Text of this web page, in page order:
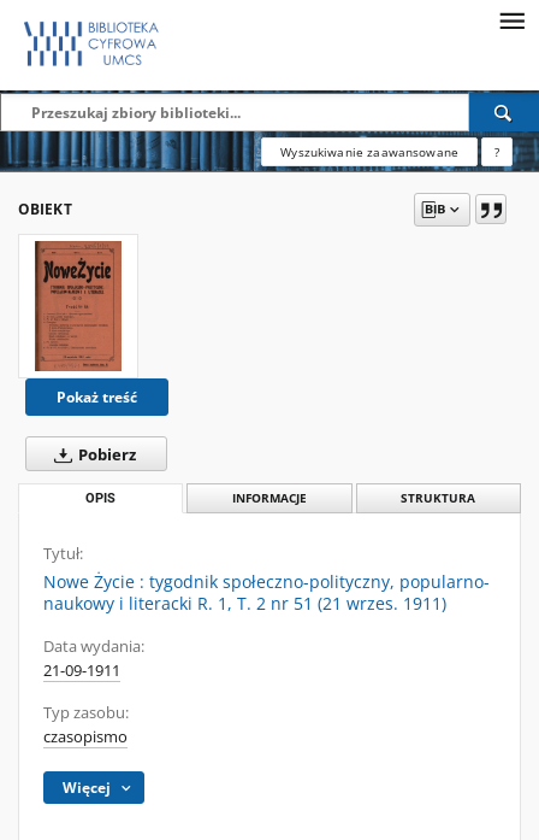
Wyszukiwanie zaawansowane ?
OBIEKT
Pokaż treść
Pobierz
OPIS INFORMACJE STRUKTURA
Tytuł:
Nowe Życie : tygodnik społeczno-polityczny, popularno-
naukowy i literacki R. 1, T. 2 nr 51 (21 wrzes. 1911)
Data wydania:
21-09-1911
Typ zasobu:
czasopismo
Więcej